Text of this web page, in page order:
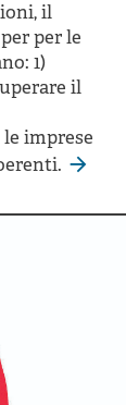
il
per le
1)
il
imprese